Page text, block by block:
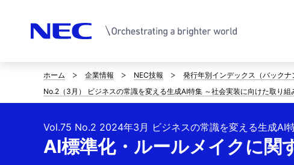
サ
イ
ト
内
ホーム 企業情報 NEC技報 発行年別インデックス（バックナ
No.2（3月） ビジネスの常識を変える生成AI特集 ～社会実装に向けた取り組
AI標準化・ルールメイクに関
Vol.75 No.2 2024年3月 ビジネスの常識を変える生成AI